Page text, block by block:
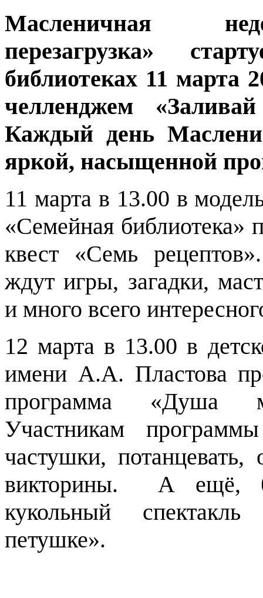
Масленичная
перезагрузка»
библиотеках 11 марта
челленджем
Каждый день
яркой, насыщенной
11 марта в 13.00 в
«Семейная библиотека»
квест «Семь
ждут игры, загадки,
и много всего
12 марта в 13.00 в
имени А.А. Пластова
программа «Душа
Участникам
частушки, потанцевать,
викторины. А ещё,
кукольный
петушке».